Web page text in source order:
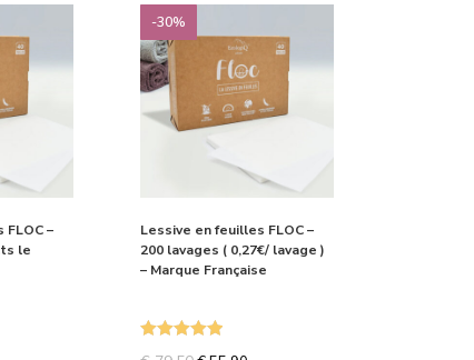
–
le
-30%
Lessive en feuilles FLOC –
200 lavages ( 0,27€/ lavage )
– Marque Française